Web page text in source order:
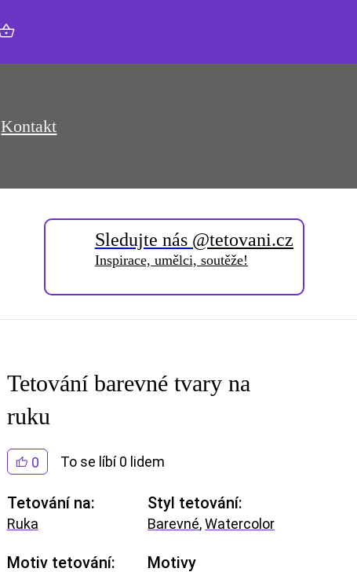
Kontakt
Sledujte nás @tetovani.cz
Inspirace, umělci, soutěže!
Tetování barevné tvary na
ruku
0 To se líbí 0 lidem
Tetování na:
Ruka
Motiv tetování:
Styl tetování:
Barevné,Watercolor
Motivy